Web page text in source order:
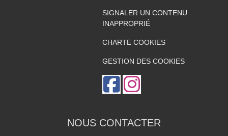
SIGNALER UN CONTENU
INAPPROPRIÉ
CHARTE COOKIES
GESTION DES COOKIES
NOUS CONTACTER